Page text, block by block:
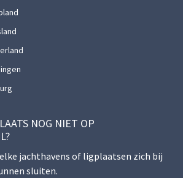
NOG NIET OP
jachthavens of ligplaatsen zich bij
sluiten.